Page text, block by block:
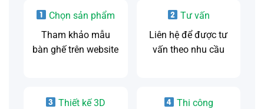
Chọn sản phẩm
Tham khảo mẫu
bàn ghế trên website
Tư vấn
Liên hệ để được tư
vấn theo nhu cầu
Thiết kế 3D
Thi công